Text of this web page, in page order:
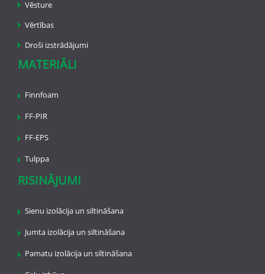
Vēsture
Vērtības
Droši izstrādājumi
MATERIĀLI
Finnfoam
FF-PIR
FF-EPS
Tulppa
RISINĀJUMI
Sienu izolācija un siltināšana
Jumta izolācija un siltināšana
Pamatu izolācija un siltināšana